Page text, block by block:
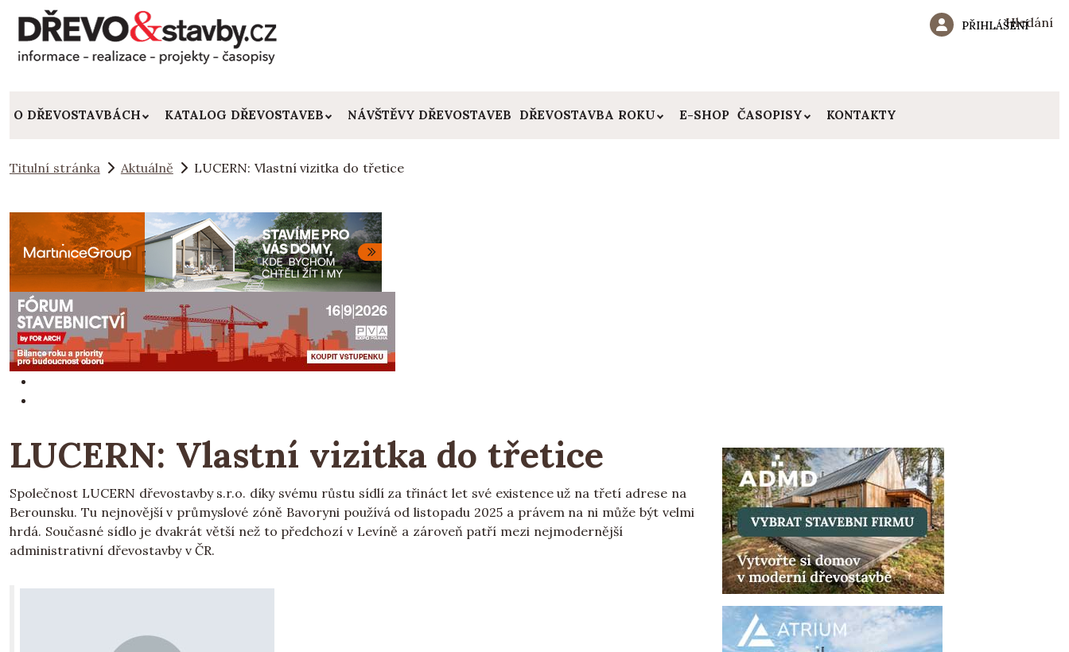
Hledání
PŘIHLÁŠENÍ
O DŘEVOSTAVBÁCH KATALOG DŘEVOSTAVEB NÁVŠTĚVY DŘEVOSTAVEB DŘEVOSTAVBA ROKU E-SHOP ČASOPISY KONTAKTY
Titulní stránka Aktuálně LUCERN: Vlastní vizitka do třetice
LUCERN: Vlastní vizitka do třetice
Společnost LUCERN dřevostavby s.r.o. díky svému růstu sídlí za třináct let své existence už na třetí adrese na
Berounsku. Tu nejnovější v průmyslové zóně Bavoryni používá od listopadu 2025 a právem na ni může být velmi
hrdá. Současné sídlo je dvakrát větší než to předchozí v Levíně a zároveň patří mezi nejmodernější
administrativní dřevostavby v ČR.